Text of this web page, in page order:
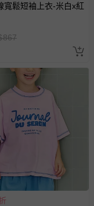
寬鬆短袖上衣-米白x紅
867